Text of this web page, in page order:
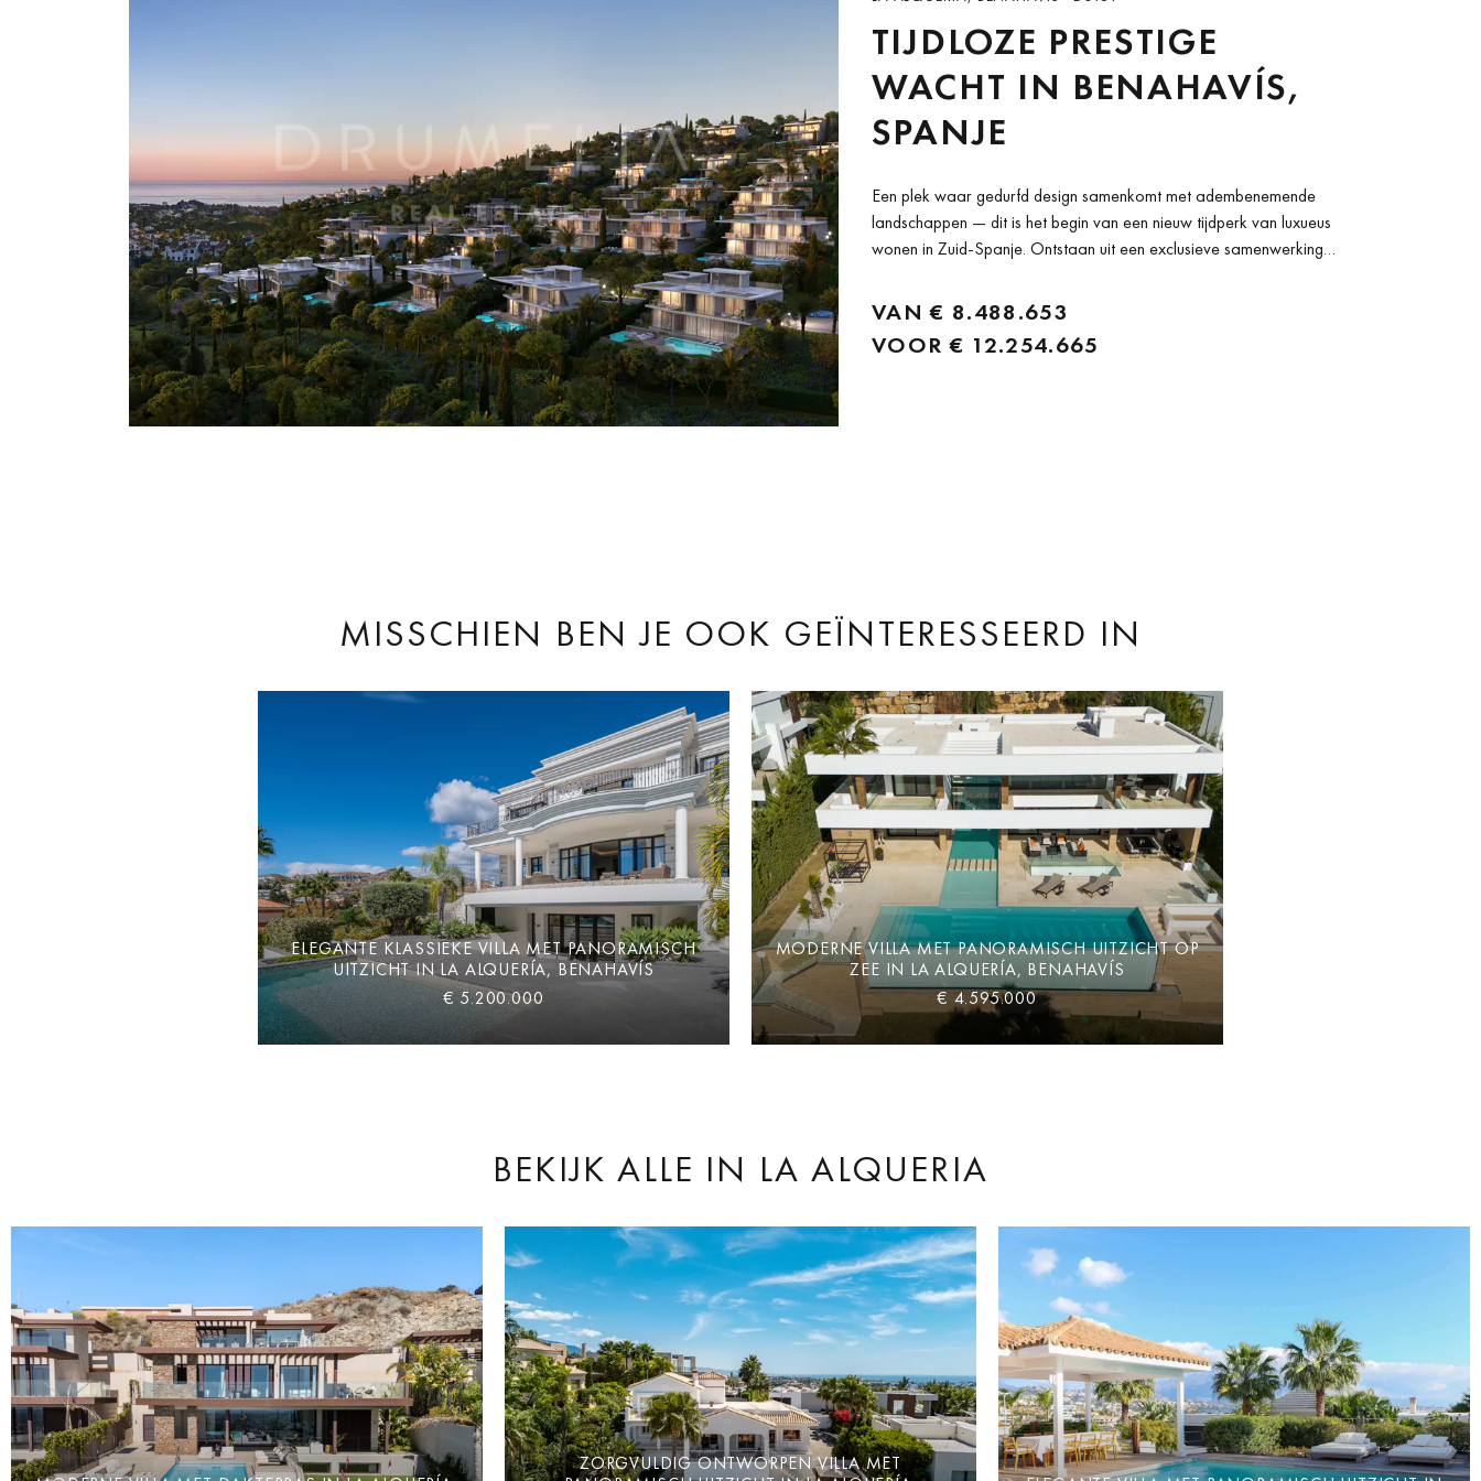
TIJDLOZE PRESTIGE
WACHT IN BENAHAVÍS,
SPANJE
Een plek waar gedurfd design samenkomt met adembenemende
landschappen — dit is het begin van een nieuw tijdperk van luxueus
wonen in Zuid-Spanje. Ontstaan uit een exclusieve samenwerking
uitzonderlijke gated community...
VAN€ 8.488.653
VOOR€ 12.254.665
MISSCHIEN BEN JE OOK GEÏNTERESSEERD IN
ELEGANTE KLASSIEKE VILLA MET PANORAMISCH
UITZICHT IN LA ALQUERÍA, BENAHAVÍS
€ 5.200.000
MODERNE VILLA MET PANORAMISCH UITZICHT OP
ZEE IN LA ALQUERÍA, BENAHAVÍS
€ 4.595.000
BEKIJK ALLE IN LA ALQUERIA
ZORGVULDIG ONTWORPEN VILLA MET